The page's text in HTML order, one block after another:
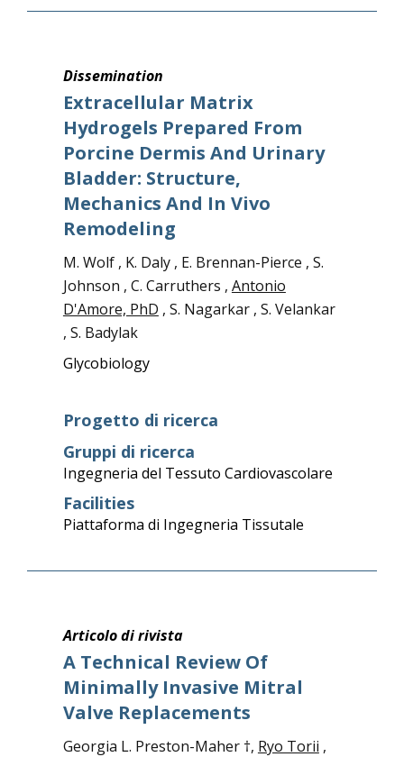
Dissemination
Extracellular Matrix
Hydrogels Prepared From
Porcine Dermis And Urinary
Bladder: Structure,
Mechanics And In Vivo
Remodeling
M. Wolf , K. Daly , E. Brennan-Pierce , S.
Johnson , C. Carruthers , Antonio
D'Amore, PhD , S. Nagarkar , S. Velankar
, S. Badylak
Glycobiology
Progetto di ricerca
Gruppi di ricerca
Ingegneria del Tessuto Cardiovascolare
Facilities
Piattaforma di Ingegneria Tissutale
Articolo di rivista
A Technical Review Of
Minimally Invasive Mitral
Valve Replacements
Georgia L. Preston-Maher †, Ryo Torii ,